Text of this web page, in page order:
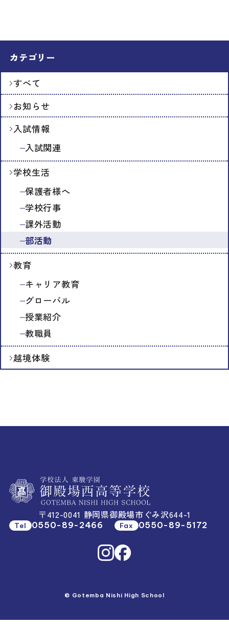
カテゴリー
すべて
お知らせ
入試情報
入試関連
学校生活
保護者様へ
学校行事
課外活動
部活動
教育
キャリア教育
グローバル
授業紹介
教職員
越境体験
〒412-0041 静岡県御殿場市ぐみ沢644-1
Tel 0550-89-2466 Fax 0550-89-5172
© Gotemba Nishi High School